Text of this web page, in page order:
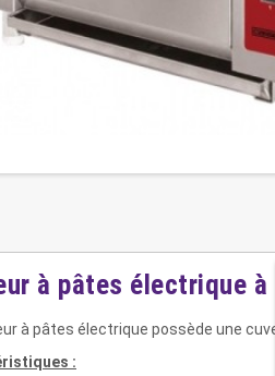
à pâtes électrique à
à pâtes électrique possède une
: